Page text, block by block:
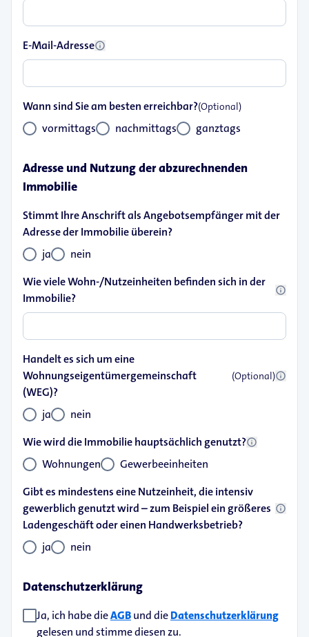
E-Mail-Adresseinfo
Wann sind Sie am besten erreichbar?(Optional)
vormittags nachmittags ganztags
Adresse und Nutzung der abzurechnenden
Immobilie
Stimmt Ihre Anschrift als Angebotsempfänger mit der
Adresse der Immobilie überein?
ja
nein
Wie viele Wohn-/Nutzeinheiten befinden sich in der
Immobilie?
info
Handelt es sich um eine
Wohnungseigentümergemeinschaft
(WEG)?
(Optional)info
ja
nein
Wie wird die Immobilie hauptsächlich genutzt?info
Wohnungen
Gewerbeeinheiten
Gibt es mindestens eine Nutzeinheit, die intensiv
gewerblich genutzt wird – zum Beispiel ein größeres
Ladengeschäft oder einen Handwerksbetrieb?
info
ja nein
Datenschutzerklärung
Ja, ich habe dieAGBund dieDatenschutzerklärung
gelesen und stimme diesen zu.